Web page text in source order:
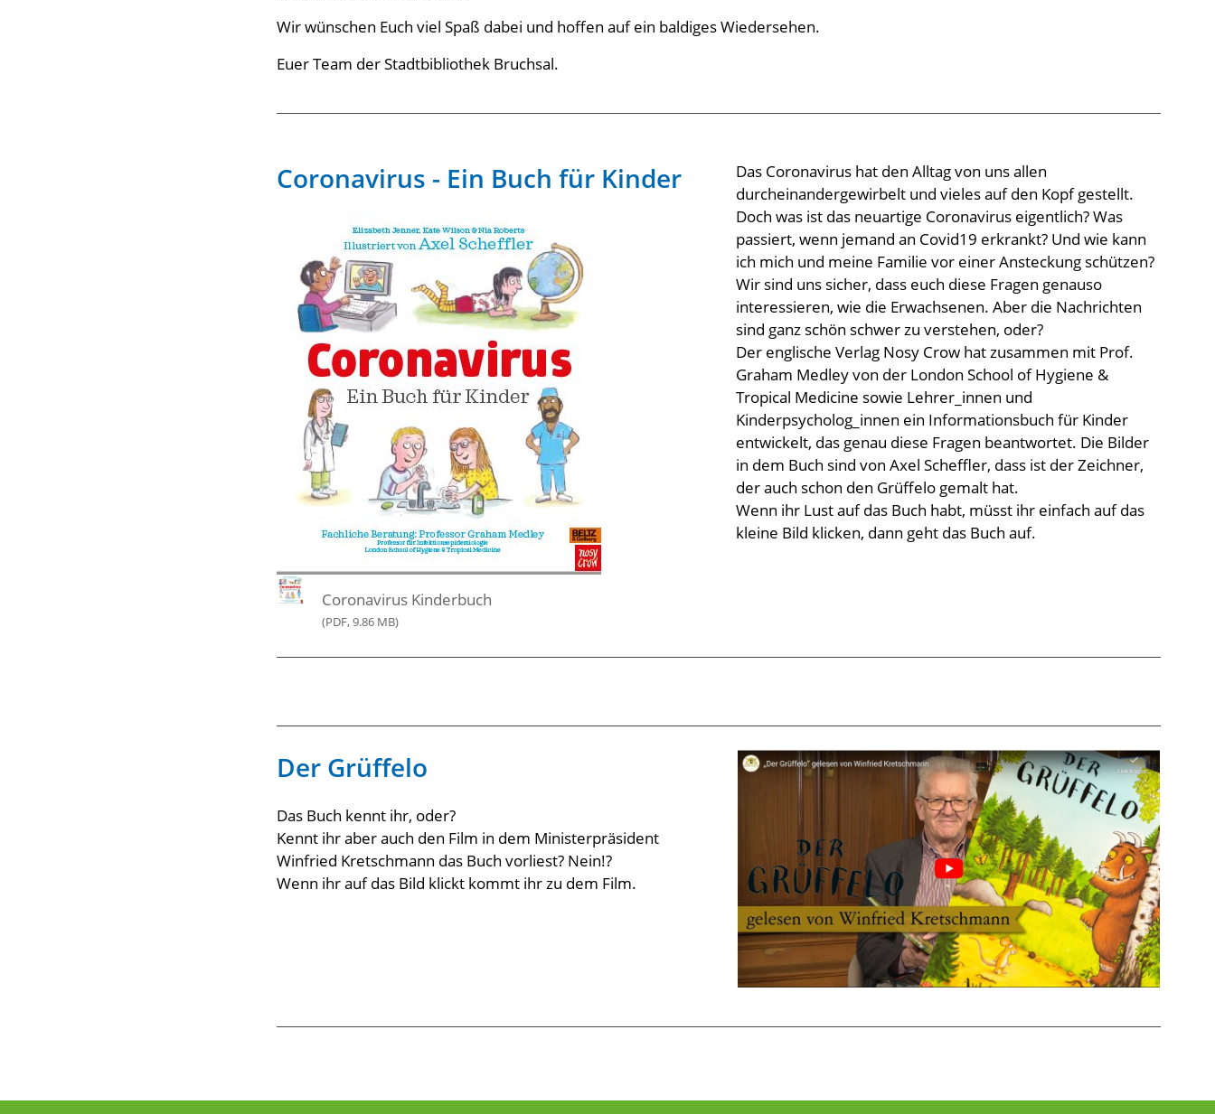
Wir wünschen Euch viel Spaß dabei und hoffen auf ein baldiges Wiedersehen.
Euer Team der Stadtbibliothek Bruchsal.
Coronavirus - Ein Buch für Kinder
Coronavirus Kinderbuch
(PDF, 9.86 MB)
Das Coronavirus hat den Alltag von uns allen
durcheinandergewirbelt und vieles auf den Kopf gestellt.
Doch was ist das neuartige Coronavirus eigentlich? Was
passiert, wenn jemand an Covid19 erkrankt? Und wie kann
ich mich und meine Familie vor einer Ansteckung schützen?
Wir sind uns sicher, dass euch diese Fragen genauso
interessieren, wie die Erwachsenen. Aber die Nachrichten
sind ganz schön schwer zu verstehen, oder?
Der englische Verlag Nosy Crow hat zusammen mit Prof.
Graham Medley von der London School of Hygiene &
Tropical Medicine sowie Lehrer_innen und
Kinderpsycholog_innen ein Informationsbuch für Kinder
entwickelt, das genau diese Fragen beantwortet. Die Bilder
in dem Buch sind von Axel Scheffler, dass ist der Zeichner,
der auch schon den Grüffelo gemalt hat.
Wenn ihr Lust auf das Buch habt, müsst ihr einfach auf das
kleine Bild klicken, dann geht das Buch auf.
Der Grüffelo
Das Buch kennt ihr, oder?
Kennt ihr aber auch den Film in dem Ministerpräsident
Winfried Kretschmann das Buch vorliest? Nein!?
Wenn ihr auf das Bild klickt kommt ihr zu dem Film.